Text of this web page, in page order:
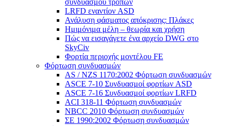
συνδυασμού τρόπων
LRFD εναντίον ASD
Ανάλυση φάσματος απόκρισης: Πλάκες
Ημιμόνιμα μέλη – θεωρία και χρήση
Πώς να εισαγάγετε ένα αρχείο DWG στο
SkyCiv
Φορτία περιοχής μοντέλου FE
Φόρτωση συνδυασμών
AS / NZS 1170:2002 Φόρτωση συνδυασμών
ASCE 7-10 Συνδυασμοί φορτίων ASD
ASCE 7-16 Συνδυασμοί φορτίων LRFD
ACI 318-11 Φόρτωση συνδυασμών
NBCC 2010 Φόρτωση συνδυασμών
ΣΕ 1990:2002 Φόρτωση συνδυασμών